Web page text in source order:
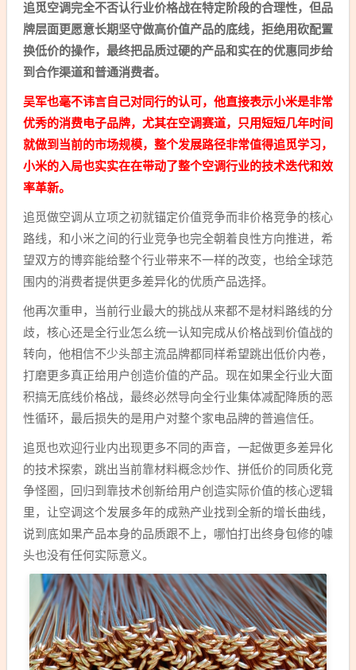
追觅空调完全不否认行业价格战在特定阶段的合理性，但品
牌层面更愿意长期坚守做高价值产品的底线，拒绝用砍配置
换低价的操作，最终把品质过硬的产品和实在的优惠同步给
到合作渠道和普通消费者。
吴军也毫不讳言自己对同行的认可，他直接表示小米是非常
优秀的消费电子品牌，尤其在空调赛道，只用短短几年时间
就做到当前的市场规模，整个发展路径非常值得追觅学习，
小米的入局也实实在在带动了整个空调行业的技术迭代和效
率革新。
追觅做空调从立项之初就锚定价值竞争而非价格竞争的核心
路线，和小米之间的行业竞争也完全朝着良性方向推进，希
望双方的博弈能给整个行业带来不一样的改变，也给全球范
围内的消费者提供更多差异化的优质产品选择。
他再次重申，当前行业最大的挑战从来都不是材料路线的分
歧，核心还是全行业怎么统一认知完成从价格战到价值战的
转向，他相信不少头部主流品牌都同样希望跳出低价内卷，
打磨更多真正给用户创造价值的产品。现在如果全行业大面
积搞无底线价格战，最终必然导向全行业集体减配降质的恶
性循环，最后损失的是用户对整个家电品牌的普遍信任。
追觅也欢迎行业内出现更多不同的声音，一起做更多差异化
的技术探索，跳出当前靠材料概念炒作、拼低价的同质化竞
争怪圈，回归到靠技术创新给用户创造实际价值的核心逻辑
里，让空调这个发展多年的成熟产业找到全新的增长曲线，
说到底如果产品本身的品质跟不上，哪怕打出终身包修的噱
头也没有任何实际意义。